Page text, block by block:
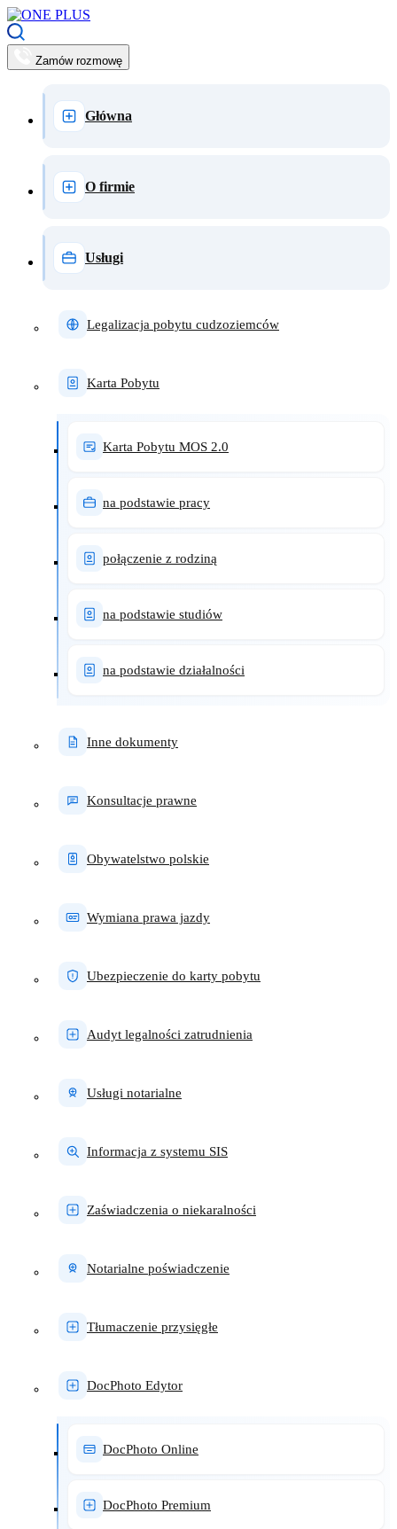
Zamów rozmowę
Główna
O firmie
Usługi
Legalizacja pobytu cudzoziemców
Karta Pobytu
Karta Pobytu MOS 2.0
na podstawie pracy
połączenie z rodziną
na podstawie studiów
na podstawie działalności
Inne dokumenty
Konsultacje prawne
Obywatelstwo polskie
Wymiana prawa jazdy
Ubezpieczenie do karty pobytu
Audyt legalności zatrudnienia
Usługi notarialne
Informacja z systemu SIS
Zaświadczenia o niekaralności
Notarialne poświadczenie
Tłumaczenie przysięgłe
DocPhoto Edytor
DocPhoto Online
DocPhoto Premium